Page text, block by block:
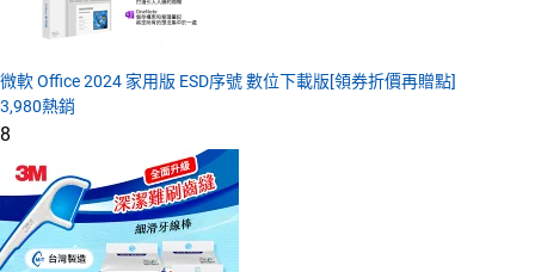
微軟 Office 2024 家用版 ESD序號 數位下載版[領券折價再贈點]
3,980熱銷
8